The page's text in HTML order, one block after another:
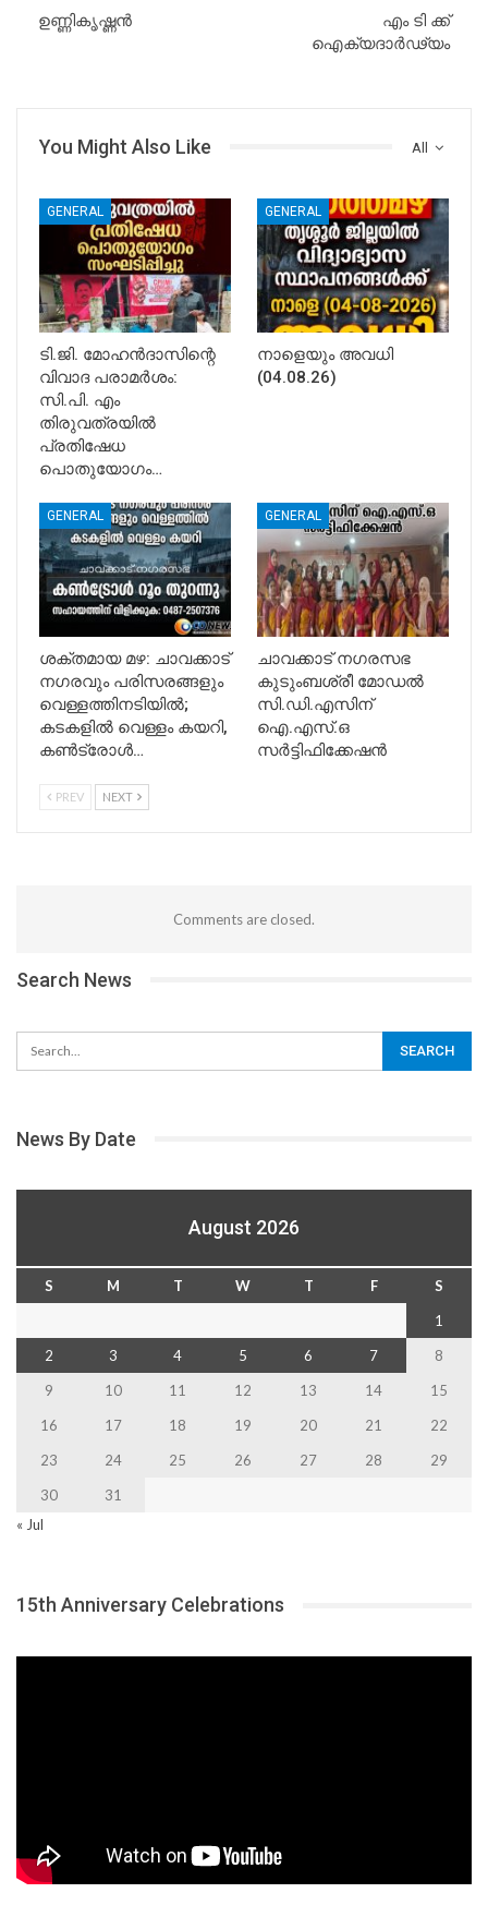
ഉണ്ണികൃഷ്ണന്‍
എം ടി ക്ക്
ഐക്യദാർഢ്യം
All
You Might Also Like
GENERAL
ടി.ജി. മോഹൻദാസിന്റെ
വിവാദ പരാമർശം:
സി.പി. എം
തിരുവത്രയിൽ
പ്രതിഷേധ
പൊതുയോഗം…
GENERAL
നാളെയും അവധി
(04.08.26)
GENERAL
ശക്തമായ മഴ: ചാവക്കാട്
നഗരവും പരിസരങ്ങളും
വെള്ളത്തിനടിയിൽ;
കടകളിൽ വെള്ളം കയറി,
കൺട്രോൾ…
GENERAL
ചാവക്കാട് നഗരസഭ
കുടുംബശ്രീ മോഡൽ
സി.ഡി.എസിന്
ഐ.എസ്.ഒ
സർട്ടിഫിക്കേഷൻ
PREV NEXT
Comments are closed.
Search News
News By Date
August 2026
S M T W T F
S
1
2
3 4 5 6 7
8
9
10 11 12 13 14
15
16
17 18 19 20 21
22
23
24 25 26 27 28
29
30
31
« Jul
15th Anniversary Celebrations